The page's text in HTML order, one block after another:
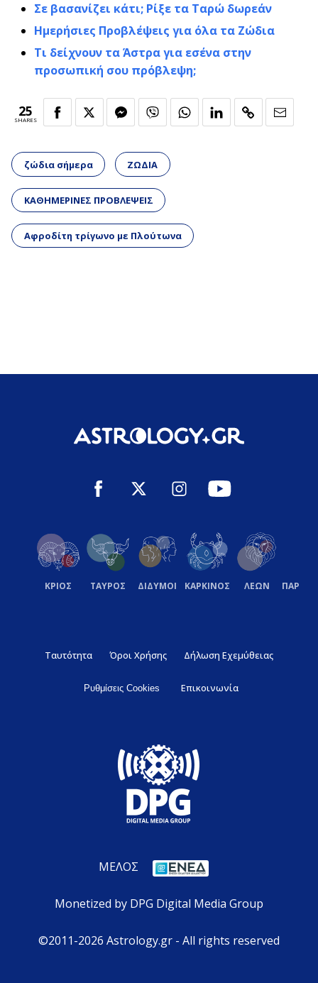
Σε βασανίζει κάτι; Ρίξε τα Ταρώ δωρεάν
Ημερήσιες Προβλέψεις για όλα τα Ζώδια
Τι δείχνουν τα Άστρα για εσένα στην
προσωπική σου πρόβλεψη;
25
SHARES
ζώδια σήμερα ΖΩΔΙΑ
ΚΑΘΗΜΕΡΙΝΕΣ ΠΡΟΒΛΕΨΕΙΣ
Αφροδίτη τρίγωνο με Πλούτωνα
ΚΡΙΟΣ ΤΑΥΡΟΣ ΔΙΔΥΜΟΙ ΚΑΡΚΙΝΟΣ ΛΕΩΝ
Ταυτότητα Όροι Χρήσης Δήλωση Εχεμύθειας
Ρυθμίσεις Cookies Επικοινωνία
ΜΕΛΟΣ
Monetized by DPG Digital Media Group
©2011-2026 Astrology.gr - All rights reserved